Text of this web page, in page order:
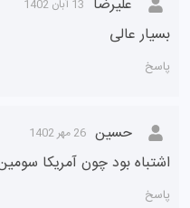
علیرضا 13 آبان 1402
بسیار عالی
پاسخ
حسین 26 مهر 1402
اشتباه بود چون آمریکا
پاسخ